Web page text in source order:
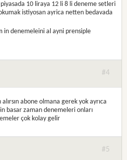
10 liraya 12 li 8 li deneme setleri
istiyosan ayrica netten bedavada
in denemeleini al ayni prensiple
#4
abone olmana gerek yok ayrıca
basar zaman denemeleri onları
çok kolay gelir
#5